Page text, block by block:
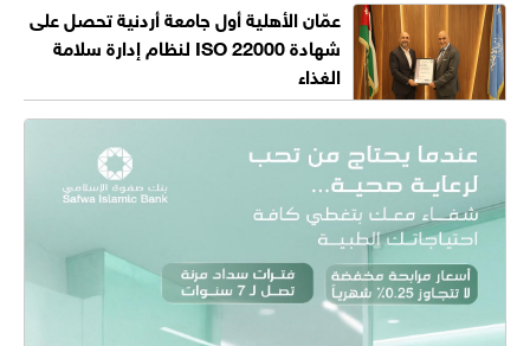
عمّان الأهلية أول جامعة أردنية تحصل على
شهادة ISO 22000 لنظام إدارة سلامة
الغذاء